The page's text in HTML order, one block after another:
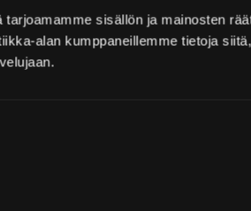
tarjoamamme sisällön ja mainosten
alan kumppaneillemme tietoja